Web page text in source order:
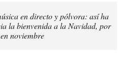
en directo y pólvora: así ha
la bienvenida a la Navidad, por
noviembre